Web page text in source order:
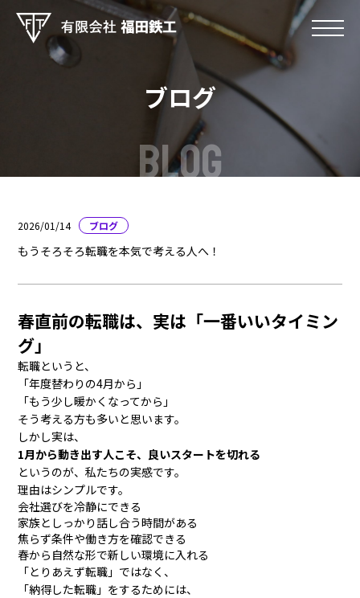
ブログ
BLOG
2026/01/14 ブログ
もうそろそろ転職を本気で考える人へ！
春直前の転職は、実は「一番いいタイミン
グ」
転職というと、
「年度替わりの4月から」
「もう少し暖かくなってから」
そう考える方も多いと思います。
しかし実は、
1月から動き出す人こそ、良いスタートを切れる
というのが、私たちの実感です。
理由はシンプルです。
会社選びを冷静にできる
家族としっかり話し合う時間がある
焦らず条件や働き方を確認できる
春から自然な形で新しい環境に入れる
「とりあえず転職」ではなく、
「納得した転職」をするためには、